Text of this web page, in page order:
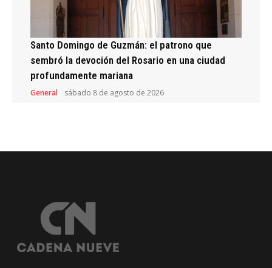
Santo Domingo de Guzmán: el patrono que
sembró la devoción del Rosario en una ciudad
profundamente mariana
General sábado 8 de agosto de 2026